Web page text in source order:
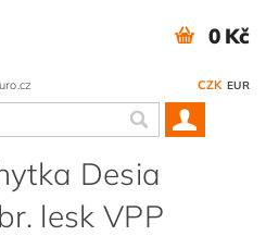
CZK EUR
0 Kč
Desia
lesk VPP